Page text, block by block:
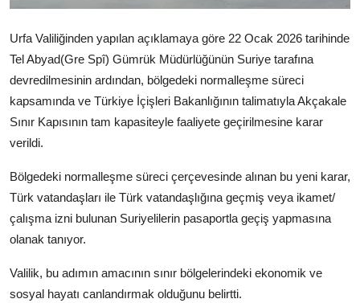
Türkçe Kurdi
Urfa Valiliğinden yapılan açıklamaya göre 22 Ocak 2026 tarihinde
Tel Abyad(Gre Spî) Gümrük Müdürlüğünün Suriye tarafına
devredilmesinin ardından, bölgedeki normalleşme süreci
kapsamında ve Türkiye İçişleri Bakanlığının talimatıyla Akçakale
Sınır Kapısının tam kapasiteyle faaliyete geçirilmesine karar
verildi.
Bölgedeki normalleşme süreci çerçevesinde alınan bu yeni karar,
Türk vatandaşları ile Türk vatandaşlığına geçmiş veya ikamet/
çalışma izni bulunan Suriyelilerin pasaportla geçiş yapmasına
olanak tanıyor.
Valilik, bu adımın amacının sınır bölgelerindeki ekonomik ve
sosyal hayatı canlandırmak olduğunu belirtti.